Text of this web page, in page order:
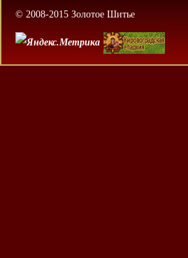
© 2008-2015 Золотое Шитье